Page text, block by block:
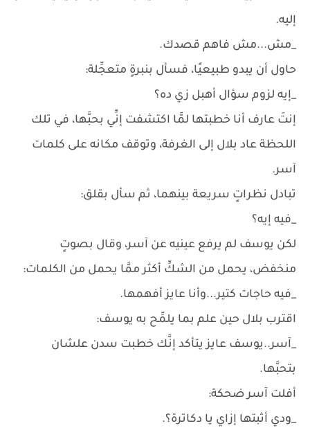
إليه.
_مش...مش فاهم قصدك.
حاول أن يبدو طبيعيًا، فسأل بنبرةٍ متعجِّلة:
_إيه لزوم سؤال أهبل زي ده؟
إنتَ عارف أنا خطبتها لمَّا اكتشفت إنِّي بحبَّها، في تلك
اللحظة عاد بلال إلى الغرفة، وتوقف مكانه على كلمات
آسر.
تبادل نظراتٍ سريعة بينهما، ثم سأل بقلق:
_فيه إيه؟
لكن يوسف لم يرفع عينيه عن آسر، وقال بصوتٍ
منخفض، يحمل من الشكِّ أكثر ممَّا يحمل من الكلمات:
_فيه حاجات كتير...وأنا عايز أفهمها.
اقترب بلال حين علم بما يلمِّح به يوسف:
_آسر..يوسف عايز يتأكد إنَّك خطبت سدن علشان
بتحبَّها.
أفلت آسر ضحكة:
_ودي أثبتها إزاي يا دكاترة؟.